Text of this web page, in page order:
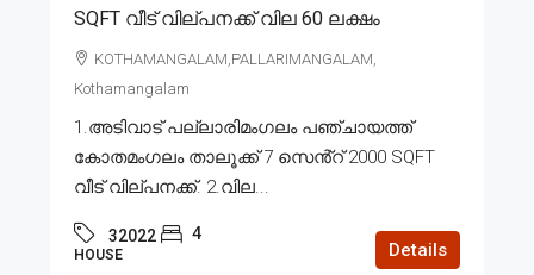
SQFT വീട് വില്പനക്ക് വില 60 ലക്ഷം
KOTHAMANGALAM,PALLARIMANGALAM,
Kothamangalam
1.അടിവാട് പല്ലാരിമംഗലം പഞ്ചായത്ത്
കോതമംഗലം താലൂക്ക് 7 സെൻ്റ് 2000 SQFT
വീട് വില്പനക്ക്. 2.വില...
32022 4
HOUSE Details